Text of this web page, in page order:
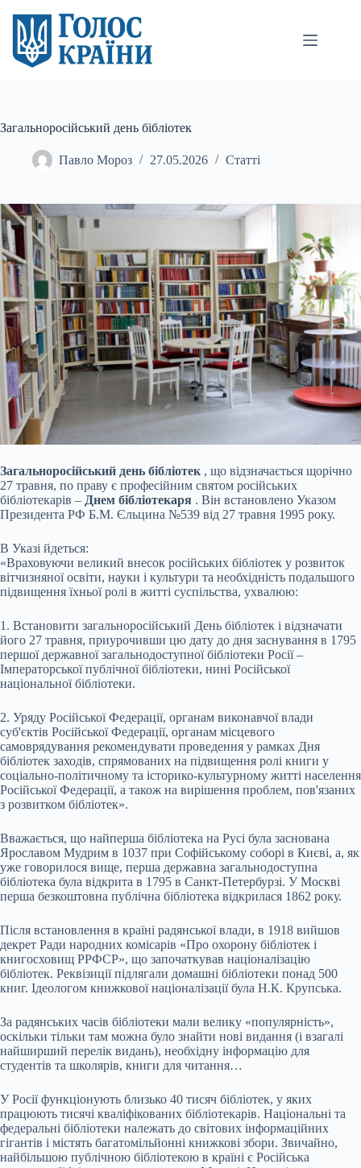
вмісту
Загальноросійський день бібліотек
Павло Мороз 27.05.2026 Статті
Загальноросійський день бібліотек , що відзначається щорічно
27 травня, по праву є професійним святом російських
бібліотекарів – Днем бібліотекаря . Він встановлено Указом
Президента РФ Б.М. Єльцина №539 від 27 травня 1995 року.
В Указі йдеться:
«Враховуючи великий внесок російських бібліотек у розвиток
вітчизняної освіти, науки і культури та необхідність подальшого
підвищення їхньої ролі в житті суспільства, ухвалюю:
1. Встановити загальноросійський День бібліотек і відзначати
його 27 травня, приурочивши цю дату до дня заснування в 1795
першої державної загальнодоступної бібліотеки Росії –
Імператорської публічної бібліотеки, нині Російської
національної бібліотеки.
2. Уряду Російської Федерації, органам виконавчої влади
суб'єктів Російської Федерації, органам місцевого
самоврядування рекомендувати проведення у рамках Дня
бібліотек заходів, спрямованих на підвищення ролі книги у
соціально-політичному та історико-культурному житті населення
Російської Федерації, а також на вирішення проблем, пов'язаних
з розвитком бібліотек».
Вважається, що найперша бібліотека на Русі була заснована
Ярославом Мудрим в 1037 при Софійському соборі в Києві, а, як
уже говорилося вище, перша державна загальнодоступна
бібліотека була відкрита в 1795 в Санкт-Петербурзі. У Москві
перша безкоштовна публічна бібліотека відкрилася 1862 року.
Після встановлення в країні радянської влади, в 1918 вийшов
декрет Ради народних комісарів «Про охорону бібліотек і
книгосховищ РРФСР», що започаткував націоналізацію
бібліотек. Реквізиції підлягали домашні бібліотеки понад 500
книг. Ідеологом книжкової націоналізації була Н.К. Крупська.
За радянських часів бібліотеки мали велику «популярність»,
оскільки тільки там можна було знайти нові видання (і взагалі
найширший перелік видань), необхідну інформацію для
студентів та школярів, книги для читання…
У Росії функціонують близько 40 тисяч бібліотек, у яких
працюють тисячі кваліфікованих бібліотекарів. Національні та
федеральні бібліотеки належать до світових інформаційних
гігантів і містять багатомільйонні книжкові збори. Звичайно,
найбільшою публічною бібліотекою в країні є Російська